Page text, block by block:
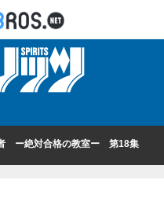
ー絶対合格の教室ー 第18集